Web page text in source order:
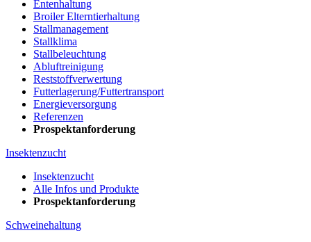
Entenhaltung
Broiler Elterntierhaltung
Stallmanagement
Stallklima
Stallbeleuchtung
Abluftreinigung
Reststoffverwertung
Futterlagerung/Futtertransport
Energieversorgung
Referenzen
Prospektanforderung
Insektenzucht
Insektenzucht
Alle Infos und Produkte
Prospektanforderung
Schweinehaltung